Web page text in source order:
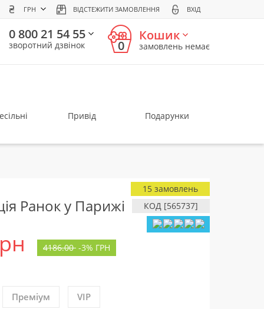
ГРН ВІДСТЕЖИТИ ЗАМОВЛЕННЯ ВХІД
0 800 21 54 55
зворотний дзвінок 0
Кошик
замовлень немає
Привід Подарунки
Ранок у Парижі КОД [565737]
15 замовлень
4186.00 -3% ГРН
Преміум
VIP